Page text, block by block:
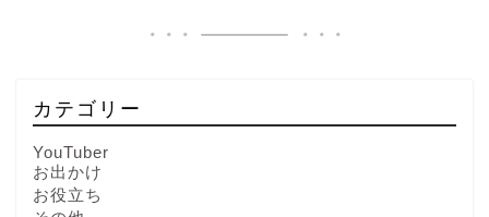
カテゴリー
YouTuber
お出かけ
お役立ち